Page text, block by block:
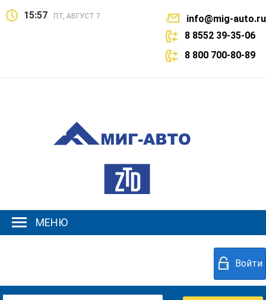
15:57 ПТ, АВГУСТ 7
info@mig-auto.ru
8 8552 39-35-06
8 800 700-80-89
МЕНЮ
Войти